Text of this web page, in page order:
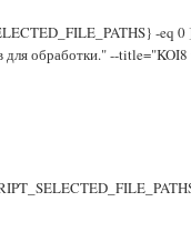
-eq 0
обработки." --